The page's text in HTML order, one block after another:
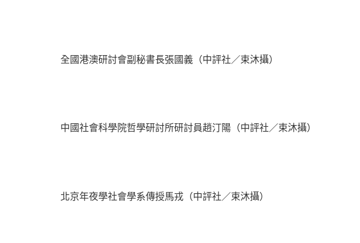
全國港澳研討會副秘書長張國義（中評社／束沐攝）
中國社會科學院哲學研討所研討員趙汀陽（中評社／束沐攝）
北京年夜學社會學系傳授馬戎（中評社／束沐攝）